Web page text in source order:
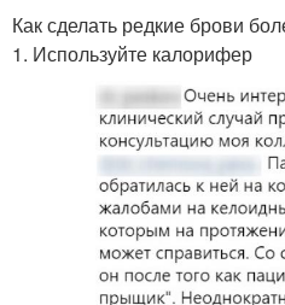
Как сделать редкие брови
1. Используйте калорифер